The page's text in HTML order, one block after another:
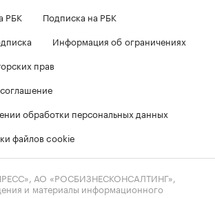
РБК
Подписка на РБК
Информация об ограничениях
прав
обработки персональных данных
файлов cookie
АО «РОСБИЗНЕСКОНСАЛТИНГ»,
и материалы информационного